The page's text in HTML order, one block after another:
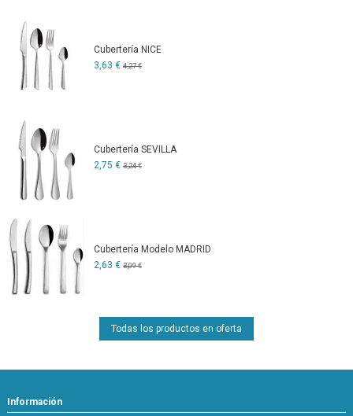
Cubertería NICE
3,63 € 4,27 €
Cubertería SEVILLA
2,75 € 3,24 €
Cubertería Modelo MADRID
2,63 € 3,09 €
Todas los productos en oferta
Información